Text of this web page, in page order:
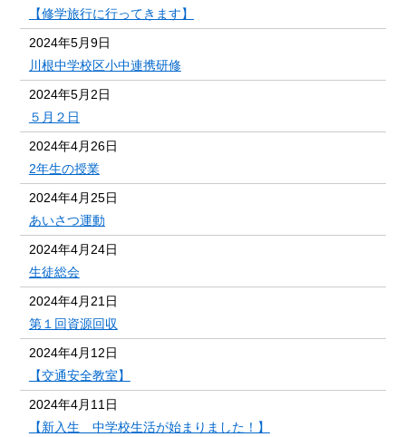
【修学旅行に行ってきます】
2024年5月9日
川根中学校区小中連携研修
2024年5月2日
５月２日
2024年4月26日
2年生の授業
2024年4月25日
あいさつ運動
2024年4月24日
生徒総会
2024年4月21日
第１回資源回収
2024年4月12日
【交通安全教室】
2024年4月11日
【新入生 中学校生活が始まりました！】